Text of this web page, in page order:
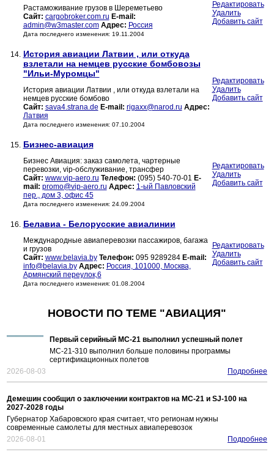
Растаможивание грузов в Шереметьево
Сайт: cargobroker.com.ru E-mail:
admin@w3master.com Адрес: Россия
Дата последнего изменения: 19.11.2004
Редактировать
Удалить
Добавить сайт
14. История авиации Латвии , или откуда
взлетали на немцев русские бомбовозы
"Ильи-Муромцы"
История авиации Латвии , или откуда взлетали на
немцев русские бомбово
Сайт: sava4.strana.de E-mail: rigaxx@narod.ru Адрес:
Латвия
Дата последнего изменения: 07.10.2004
Редактировать
Удалить
Добавить сайт
15. Бизнес-авиация
Бизнес Авиация: заказ самолета, чартерные
перевозки, vip-обслуживание, трансфер
Сайт: www.vip-aero.ru Телефон: (095) 540-70-01 E-
mail: promo@vip-aero.ru Адрес: 1-ый Павловский
пер., дом 3, офис 45
Дата последнего изменения: 24.09.2004
Редактировать
Удалить
Добавить сайт
16. Белавиа - Белорусские авиалинии
Международные авиаперевозки пассажиров, багажа
и грузов
Сайт: www.belavia.by Телефон: 095 9289284 E-mail:
info@belavia.by Адрес: Россия, 101000, Москва,
Армянский переулок,6
Дата последнего изменения: 01.08.2004
Редактировать
Удалить
Добавить сайт
НОВОСТИ ПО ТЕМЕ "АВИАЦИЯ"
Первый серийный МС-21 выполнил успешный полет
МС-21-310 выполнил больше половины программы
сертификационных полетов
2026-08-03
Подробнее
Демешин сообщил о заключении контрактов на МС-21 и SJ-100 на
2027-2028 годы
Губернатор Хабаровского края считает, что регионам нужны
современные самолеты для местных авиаперевозок
2026-08-01
Подробнее